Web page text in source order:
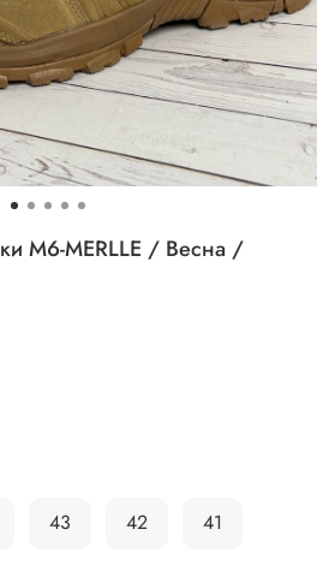
M6-MERLLE / Весна /
43 42 41